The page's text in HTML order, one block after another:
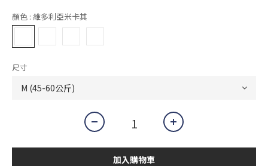
顏色 : 維多利亞米卡其
尺寸
加入購物車